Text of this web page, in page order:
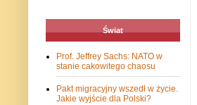
Świat
Prof. Jeffrey Sachs: NATO w
stanie cakowitego chaosu
Pakt migracyjny wszedł w życie.
Jakie wyjście dla Polski?